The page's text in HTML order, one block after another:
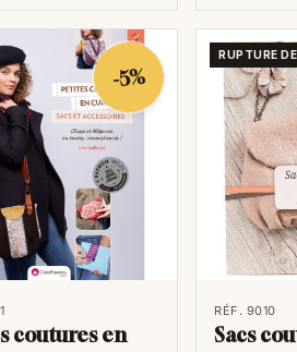
photos de projets inspirants. En
modèles et des inspirations
le processus de conception et
sur le travail du cuir offrent des
Vous découvrirez des techniques
-5%
coutures en
RUPTURE
RÉF. 9010
Sacs